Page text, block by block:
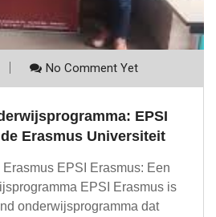
No Comment Yet
EPSI
Erasmus Universiteit
EPSI Erasmus: Een
EPSI Erasmus is
onderwijsprogramma dat